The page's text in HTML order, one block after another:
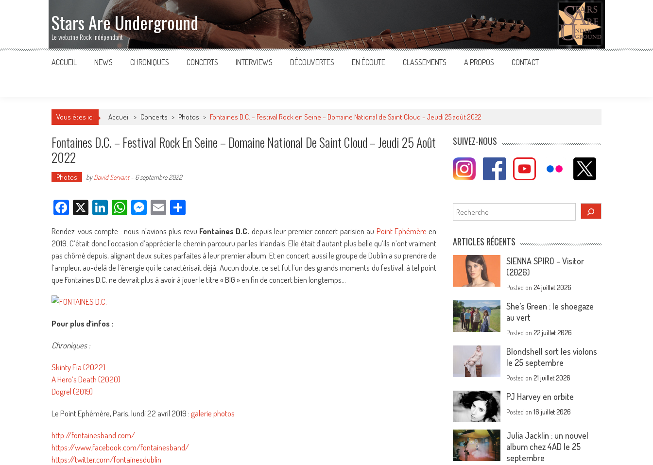
Stars Are Underground
Le webzine Rock Indépendant
ACCUEIL NEWS CHRONIQUES CONCERTS INTERVIEWS DÉCOUVERTES EN ÉCOUTE CLASSEMENTS A PROPOS CONTACT
Vous êtes ici Accueil > Concerts > Photos > Fontaines D.C. – Festival Rock en Seine – Domaine National de Saint Cloud – Jeudi 25 août 2022
Fontaines D.C. – Festival Rock En Seine – Domaine National De Saint Cloud – Jeudi 25 Août
2022
Photos byDavid Servant- 6 septembre 2022
Facebook
X LinkedIn
WhatsApp
Messenger
Email
Rendez-vous compte : nous n’avions plus revu Fontaines D.C. depuis leur premier concert parisien au Point Ephémère en
2019. C’était donc l’occasion d’apprécier le chemin parcouru par les Irlandais. Elle était d’autant plus belle qu’ils n’ont vraiment
pas chômé depuis, alignant deux suites parfaites à leur premier album. Et en concert aussi le groupe de Dublin a su prendre de
l’ampleur, au-delà de l’énergie qui le caractérisait déjà. Aucun doute, ce set fut l’un des grands moments du festival, à tel point
que Fontaines D.C. ne devrait plus à avoir à jouer le titre « BIG » en fin de concert bien longtemps…
Pour plus d’infos :
Chroniques :
Skinty Fia (2022)
A Hero’s Death (2020)
Dogrel (2019)
Le Point Ephémère, Paris, lundi 22 avril 2019 :galerie photos
http://fontainesband.com/
https://www.facebook.com/fontainesband/
https://twitter.com/fontainesdublin
SUIVEZ-NOUS
Rechercher
ARTICLES RÉCENTS
SIENNA SPIRO – Visitor
(2026)
Posted on24 juillet 2026
She’s Green : le shoegaze
au vert
Posted on22 juillet 2026
Blondshell sort les violons
le 25 septembre
Posted on21 juillet 2026
PJ Harvey en orbite
Posted on16 juillet 2026
Julia Jacklin : un nouvel
album chez 4AD le 25
septembre